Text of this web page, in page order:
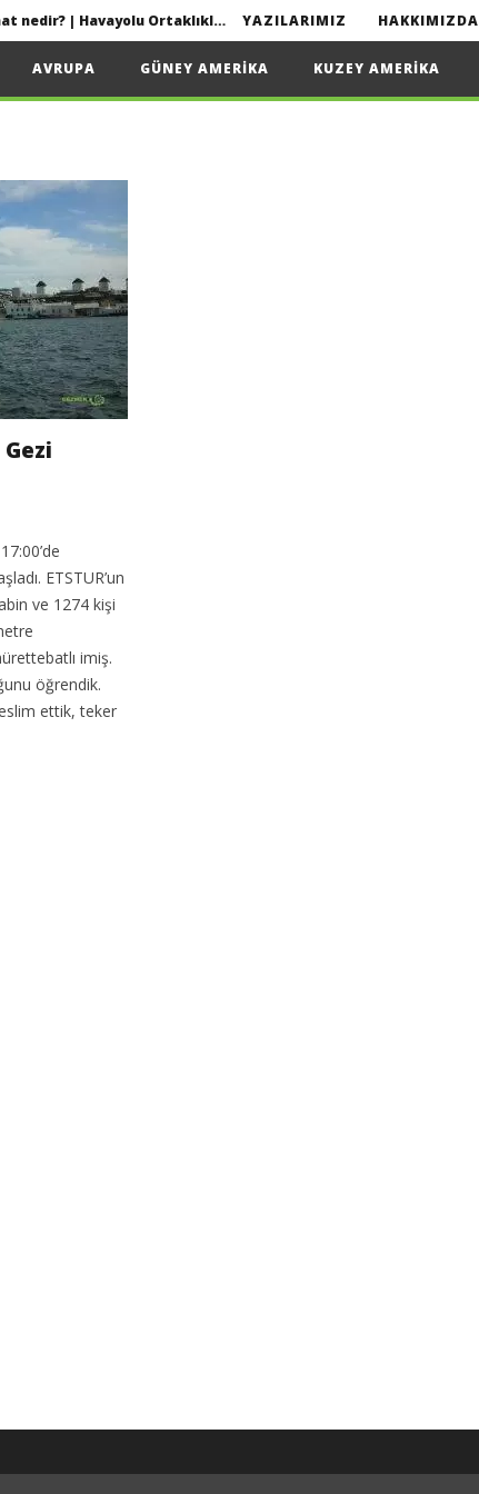
Interline seyahat nedir? | Havayolu Ortaklıkları
İçin Yapmanız Gerekenler
Bileti
Rehberi 2022
YAZILARIMIZ HAKKIMIZDA
AVRUPA GÜNEY AMERIKA KUZEY AMERIKA
ETSTUR’un
ve 1274 kişi
imiş.
öğrendik.
ettik, teker